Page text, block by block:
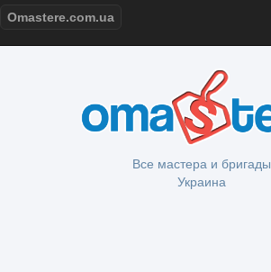
Omastere.com.ua
Все мастера и бригады
Украина